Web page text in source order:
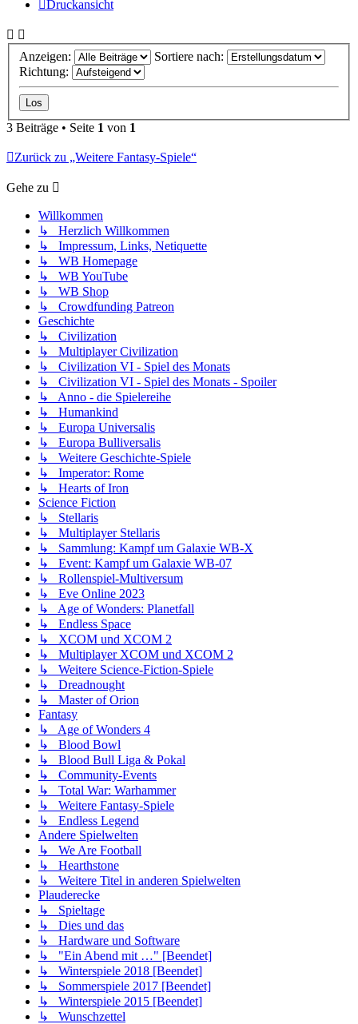
Druckansicht
Anzeigen:
Sortiere nach:
Richtung:
3 Beiträge • Seite 1 von 1
Zurück zu „Weitere Fantasy-Spiele“
Gehe zu
Willkommen
↳ Herzlich Willkommen
↳ Impressum, Links, Netiquette
↳ WB Homepage
↳ WB YouTube
↳ WB Shop
↳ Crowdfunding Patreon
Geschichte
↳ Civilization
↳ Multiplayer Civilization
↳ Civilization VI - Spiel des Monats
↳ Civilization VI - Spiel des Monats - Spoiler
↳ Anno - die Spielereihe
↳ Humankind
↳ Europa Universalis
↳ Europa Bulliversalis
↳ Weitere Geschichte-Spiele
↳ Imperator: Rome
↳ Hearts of Iron
Science Fiction
↳ Stellaris
↳ Multiplayer Stellaris
↳ Sammlung: Kampf um Galaxie WB-X
↳ Event: Kampf um Galaxie WB-07
↳ Rollenspiel-Multiversum
↳ Eve Online 2023
↳ Age of Wonders: Planetfall
↳ Endless Space
↳ XCOM und XCOM 2
↳ Multiplayer XCOM und XCOM 2
↳ Weitere Science-Fiction-Spiele
↳ Dreadnought
↳ Master of Orion
Fantasy
↳ Age of Wonders 4
↳ Blood Bowl
↳ Blood Bull Liga & Pokal
↳ Community-Events
↳ Total War: Warhammer
↳ Weitere Fantasy-Spiele
↳ Endless Legend
Andere Spielwelten
↳ We Are Football
↳ Hearthstone
↳ Weitere Titel in anderen Spielwelten
Plauderecke
↳ Spieltage
↳ Dies und das
↳ Hardware und Software
↳ "Ein Abend mit …" [Beendet]
↳ Winterspiele 2018 [Beendet]
↳ Sommerspiele 2017 [Beendet]
↳ Winterspiele 2015 [Beendet]
↳ Wunschzettel